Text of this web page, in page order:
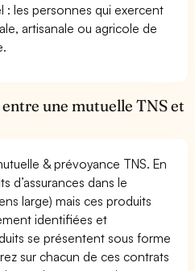
: les personnes qui exercent
artisanale ou agricole de
une mutuelle TNS et
& prévoyance TNS. En
d’assurances dans le
large) mais ces produits
identifiées et
se présentent sous forme
sur chacun de ces contrats